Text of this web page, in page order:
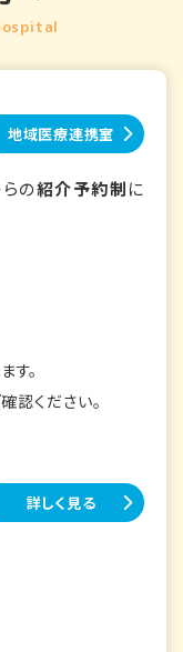
地域医療連携室
の紹介予約制に
す。
認ください。
詳しく見る